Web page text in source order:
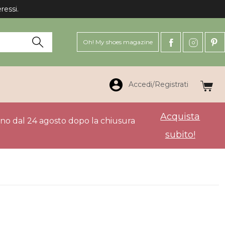
Oh! My shoes magazine
Accedi/Registrati
dal 24 agosto dopo la chiusura
Acquista
subito!